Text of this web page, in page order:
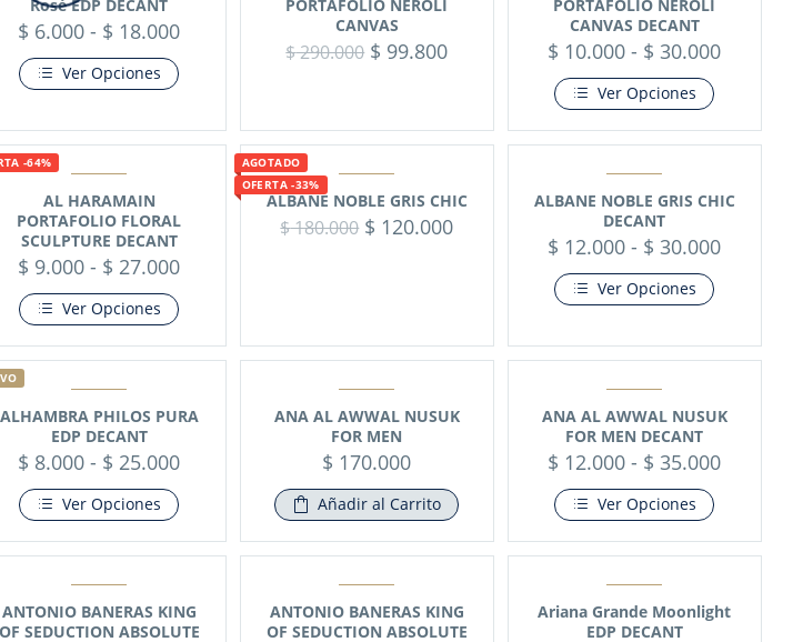
Rosé EDP DECANT
$ 6.000 - $ 18.000
Ver Opciones
PORTAFOLIO NEROLI
CANVAS
$290.000 $ 99.800
PORTAFOLIO NEROLI
CANVAS DECANT
$ 10.000 - $ 30.000
Ver Opciones
-64%
AL HARAMAIN
PORTAFOLIO FLORAL
SCULPTURE DECANT
$ 9.000 - $ 27.000
Ver Opciones
AGOTADO
OFERTA -33%
ALBANE NOBLE GRIS CHIC
$180.000 $ 120.000
ALBANE NOBLE GRIS CHIC
DECANT
$ 12.000 - $ 30.000
Ver Opciones
ALHAMBRA PHILOS PURA
EDP DECANT
$ 8.000 - $ 25.000
Ver Opciones
ANA AL AWWAL NUSUK
FOR MEN
$ 170.000
Añadir al Carrito
ANA AL AWWAL NUSUK
FOR MEN DECANT
$ 12.000 - $ 35.000
Ver Opciones
ANTONIO BANERAS KING
OF SEDUCTION ABSOLUTE
ANTONIO BANERAS KING
OF SEDUCTION ABSOLUTE
Ariana Grande Moonlight
EDP DECANT